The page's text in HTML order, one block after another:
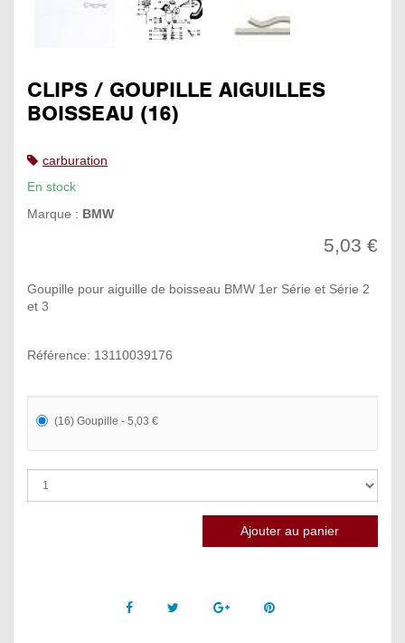
CLIPS / GOUPILLE AIGUILLES
BOISSEAU (16)
carburation
En stock
Marque : BMW
5,03 €
Goupille pour aiguille de boisseau BMW 1er Série et Série 2
et 3
Référence: 13110039176
(16) Goupille - 5,03 €
Facebook Twitter Google +Pinterest